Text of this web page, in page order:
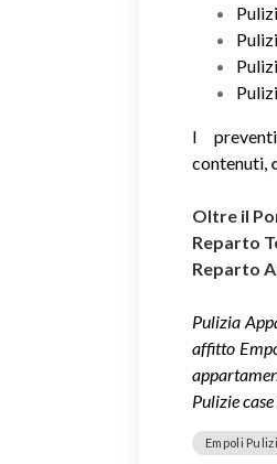
I
contenuti,
Oltre il
Reparto
Reparto
Pulizia
affitto
Pulizie
Empoli